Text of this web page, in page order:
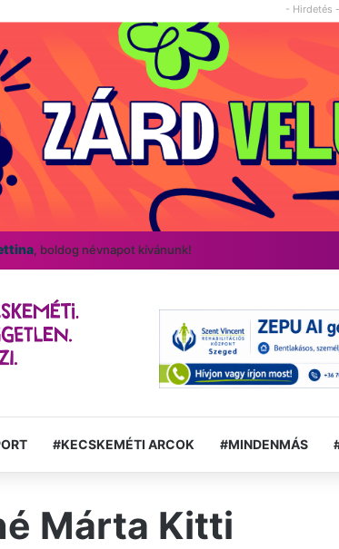
- Hirdetés -
, boldog névnapot kívánunk!
#KECSKEMÉTI ARCOK #MINDENMÁS
Márta Kitti